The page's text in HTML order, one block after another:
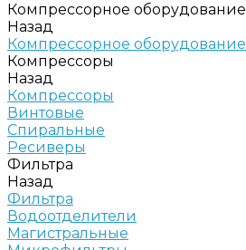
Компрессорное оборудование
Назад
Компрессорное оборудование
Компрессоры
Назад
Компрессоры
Винтовые
Спиральные
Ресиверы
Фильтра
Назад
Фильтра
Водоотделители
Магистральные